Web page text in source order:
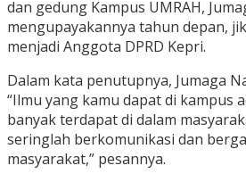
dan gedung Kampus UMRAH,
mengupayakannya tahun depan,
menjadi Anggota DPRD Kepri.
Dalam kata penutupnya, Jumaga
“Ilmu yang kamu dapat di kampus
banyak terdapat di dalam
seringlah berkomunikasi dan
masyarakat,” pesannya.